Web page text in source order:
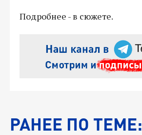
Подробнее - в сюжете.
РАНЕЕ ПО ТЕМЕ: